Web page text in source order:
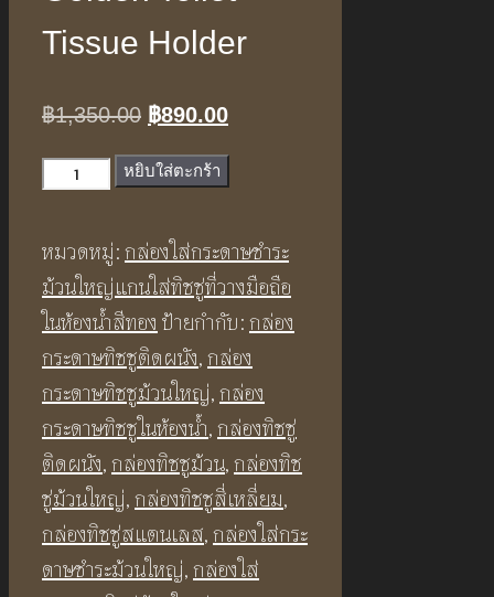
Tissue Holder
฿1,350.00 Original
price
was:
฿890.00Current
price
is:
จำนวน
แขวน
กระดาษ
ทิช
ชู่
ใน
ห้องน้ำ
พร้อม
ที่
วาง
ของ
หยิบใส่ตะกร้า
หมวดหมู่:กล่องใส่กระดาษชําระ
ม้วนใหญ่แกนใส่ทิชชู่ที่วางมือถือ
ในห้องน้ำสีทอง ป้ายกำกับ:กล่อง
กระดาษทิชชูติดผนัง,กล่อง
กระดาษทิชชูม้วนใหญ่,กล่อง
กระดาษทิชชูในห้องน้ำ,กล่องทิชชู่
ติดผนัง,กล่องทิชชูม้วน,กล่องทิช
ชู่ม้วนใหญ่,กล่องทิชชูสี่เหลี่ยม,
กล่องทิชชู่สแตนเลส,กล่องใส่กระ
ดาษชําระม้วนใหญ่,กล่องใส่